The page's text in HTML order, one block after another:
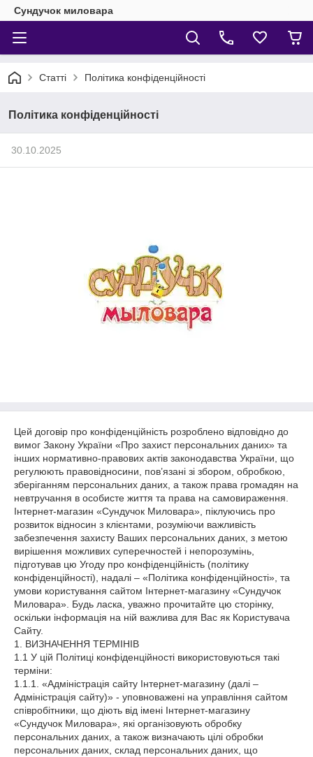
Сундучок миловара
Статті Політика конфіденційності
Політика конфіденційності
30.10.2025
Цей договір про конфіденційність розроблено відповідно до
вимог Закону України «Про захист персональних даних» та
інших нормативно-правових актів законодавства України, що
регулюють правовідносини, пов’язані зі збором, обробкою,
зберіганням персональних даних, а також права громадян на
невтручання в особисте життя та права на самовираження.
Інтернет-магазин «Сундучок Миловара», піклуючись про
розвиток відносин з клієнтами, розуміючи важливість
забезпечення захисту Ваших персональних даних, з метою
вирішення можливих суперечностей і непорозумінь,
підготував цю Угоду про конфіденційність (політику
конфіденційності), надалі – «Політика конфіденційності», та
умови користування сайтом Інтернет-магазину «Сундучок
Миловара». Будь ласка, уважно прочитайте цю сторінку,
оскільки інформація на ній важлива для Вас як Користувача
Сайту.
1. ВИЗНАЧЕННЯ ТЕРМІНІВ
1.1 У цій Політиці конфіденційності використовуються такі
терміни:
1.1.1. «Адміністрація сайту Інтернет-магазину (далі –
Адміністрація сайту)» - уповноважені на управління сайтом
співробітники, що діють від імені Інтернет-магазину
«Сундучок Миловара», які організовують обробку
персональних даних, а також визначають цілі обробки
персональних даних, склад персональних даних, що